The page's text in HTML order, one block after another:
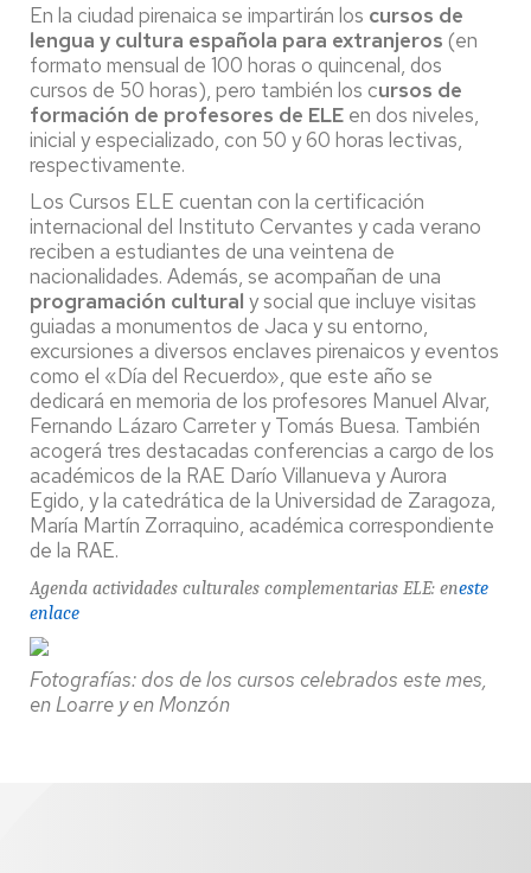
En la ciudad pirenaica se impartirán los cursos de
lengua y cultura española para extranjeros (en
formato mensual de 100 horas o quincenal, dos
cursos de 50 horas), pero también los cursos de
formación de profesores de ELE en dos niveles,
inicial y especializado, con 50 y 60 horas lectivas,
respectivamente.
Los Cursos ELE cuentan con la certificación
internacional del Instituto Cervantes y cada verano
reciben a estudiantes de una veintena de
nacionalidades. Además, se acompañan de una
programación cultural y social que incluye visitas
guiadas a monumentos de Jaca y su entorno,
excursiones a diversos enclaves pirenaicos y eventos
como el «Día del Recuerdo», que este año se
dedicará en memoria de los profesores Manuel Alvar,
Fernando Lázaro Carreter y Tomás Buesa. También
acogerá tres destacadas conferencias a cargo de los
académicos de la RAE Darío Villanueva y Aurora
Egido, y la catedrática de la Universidad de Zaragoza,
María Martín Zorraquino, académica correspondiente
de la RAE.
Agenda actividades culturales complementarias ELE: eneste
enlace
Fotografías: dos de los cursos celebrados este mes,
en Loarre y en Monzón